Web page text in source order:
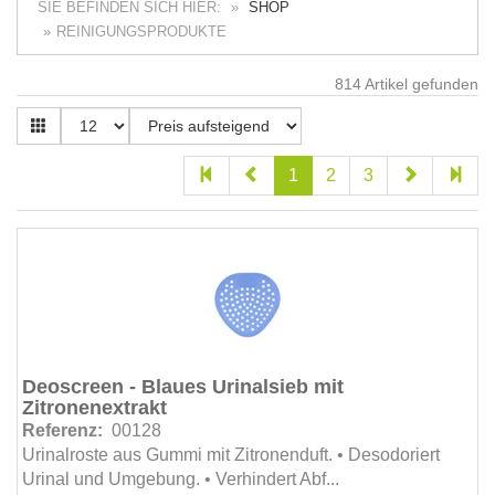
Spezialprodukte (3)
Tägliche Sanitärreiniger (51)
Teppichbodenreiniger (11)
Unterhaltsprodukte (13)
Versiegelungprodukte (14)
Waschmittel (21)
SIE BEFINDEN SICH HIER:
SHOP
REINIGUNGSPRODUKTE
814Artikel gefunden
1 2 3
Deoscreen - Blaues Urinalsieb mit
Zitronenextrakt
Referenz: 00128
Urinalroste aus Gummi mit Zitronenduft. • Desodoriert
Urinal und Umgebung. • Verhindert Abf...